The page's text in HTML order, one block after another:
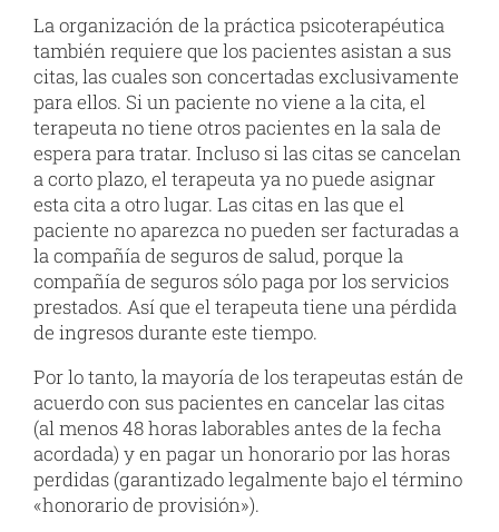
La organización de la práctica psicoterapéutica
también requiere que los pacientes asistan a sus
citas, las cuales son concertadas exclusivamente
para ellos. Si un paciente no viene a la cita, el
terapeuta no tiene otros pacientes en la sala de
espera para tratar. Incluso si las citas se cancelan
a corto plazo, el terapeuta ya no puede asignar
esta cita a otro lugar. Las citas en las que el
paciente no aparezca no pueden ser facturadas a
la compañía de seguros de salud, porque la
compañía de seguros sólo paga por los servicios
prestados. Así que el terapeuta tiene una pérdida
de ingresos durante este tiempo.
Por lo tanto, la mayoría de los terapeutas están de
acuerdo con sus pacientes en cancelar las citas
(al menos 48 horas laborables antes de la fecha
acordada) y en pagar un honorario por las horas
perdidas (garantizado legalmente bajo el término
«honorario de provisión»).